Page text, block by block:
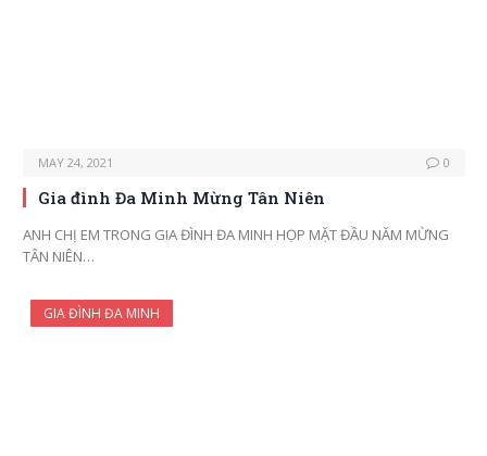
MAY 24, 2021 0
Gia đình Đa Minh Mừng Tân Niên
ANH CHỊ EM TRONG GIA ĐÌNH ĐA MINH HỌP MẶT ĐẦU NĂM MỪNG
TÂN NIÊN…
GIA ĐÌNH ĐA MINH